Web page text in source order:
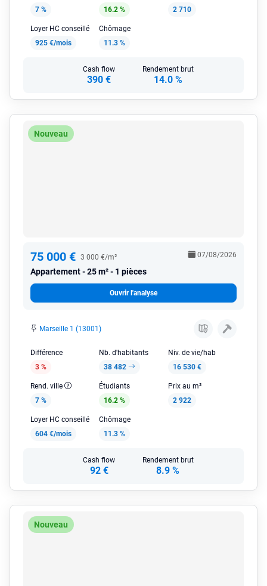
7 %
16.2 %
2 710
Loyer HC conseillé
925 €/mois
Chômage
11.3 %
Cash flow
390 €
Rendement brut
14.0 %
Nouveau
75 000 € 3 000 €/m²
Appartement 25 m² - 1 pièces
07/08/2026
Ouvrir l'analyse
Marseille 1 (13001)
Différence
3 %
Nb. d'habitants
38 482
Niv. de vie/hab
16 530 €
Rend. ville
7 %
Étudiants
16.2 %
Prix au m²
2 922
Loyer HC conseillé
604 €/mois
Chômage
11.3 %
Cash flow
92 €
Rendement brut
8.9 %
Nouveau